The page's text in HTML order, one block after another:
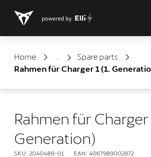
Home ShopSpare parts
Rahmen für Charger 1 (1.
Rahmen für Charger
Generation)
SKU: 2040489-01 EAN: 4067989002872